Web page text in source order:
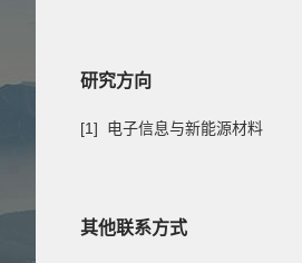
研究方向
[1] 电子信息与新能源材料
其他联系方式